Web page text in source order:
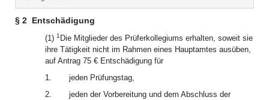
§ 2 Entschädigung
(1) 1 Die Mitglieder des Prüferkollegiums erhalten, soweit sie
ihre Tätigkeit nicht im Rahmen eines Hauptamtes ausüben,
auf Antrag 75 € Entschädigung für
1.
jeden Prüfungstag,
2.
jeden der Vorbereitung und dem Abschluss der